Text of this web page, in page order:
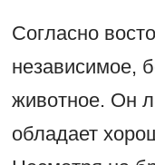
Согласно
независимое,
животное. Он
обладает